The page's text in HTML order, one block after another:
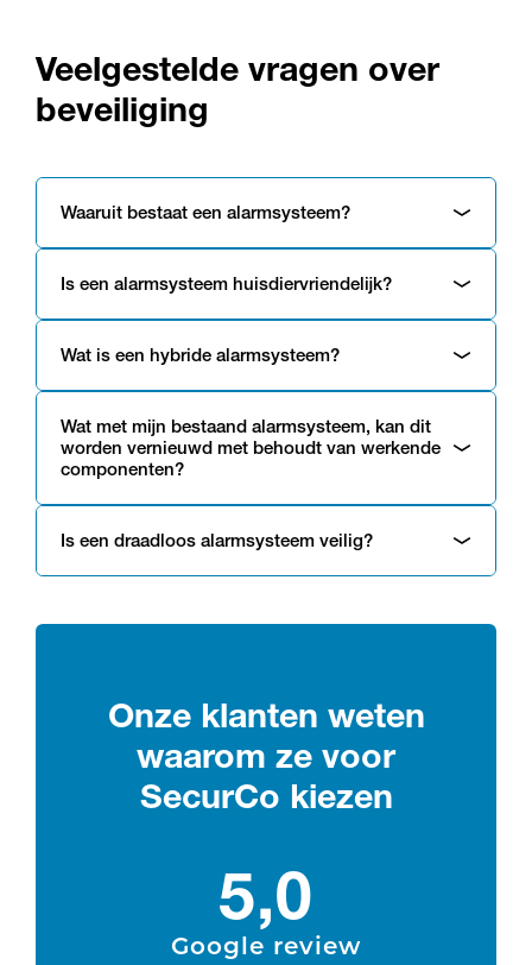
Veelgestelde vragen over
beveiliging
Waaruit bestaat een alarmsysteem?
Is een alarmsysteem huisdiervriendelijk?
Wat is een hybride alarmsysteem?
Wat met mijn bestaand alarmsysteem, kan dit
worden vernieuwd met behoudt van werkende
componenten?
Is een draadloos alarmsysteem veilig?
Onze klanten weten
waarom ze voor
SecurCo kiezen
5,0
Google review